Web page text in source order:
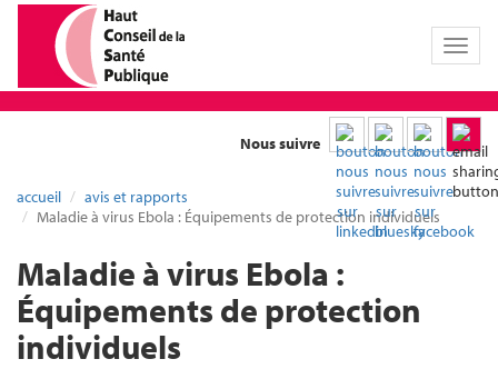
Toggle
Nous suivre
accueil
avis et rapports
Maladie à virus Ebola : Équipements de protection individuels
Maladie à virus Ebola :
Équipements de protection
individuels